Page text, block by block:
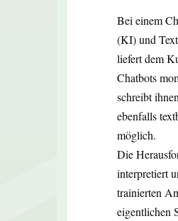
Bei einem
(KI) und
liefert dem
Chatbots
schreibt
ebenfalls
möglich.
Die
interpretiert
trainierten
eigentlichen